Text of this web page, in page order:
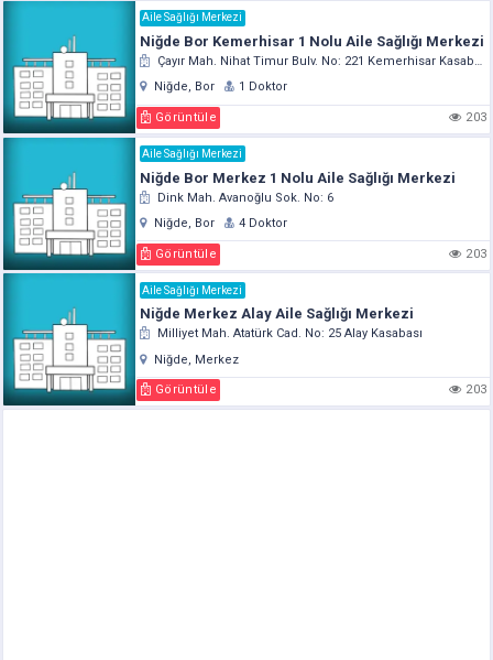
Aile Sağlığı Merkezi
Niğde Bor Kemerhisar 1 Nolu Aile Sağlığı Merkezi
Çayır Mah. Nihat Timur Bulv. No: 221 Kemerhisar Kasabası
Niğde, Bor
1 Doktor
Görüntüle 203
Aile Sağlığı Merkezi
Niğde Bor Merkez 1 Nolu Aile Sağlığı Merkezi
Dink Mah. Avanoğlu Sok. No: 6
Niğde, Bor
4 Doktor
Görüntüle 203
Aile Sağlığı Merkezi
Niğde Merkez Alay Aile Sağlığı Merkezi
Milliyet Mah. Atatürk Cad. No: 25 Alay Kasabası
Niğde, Merkez
Görüntüle 203